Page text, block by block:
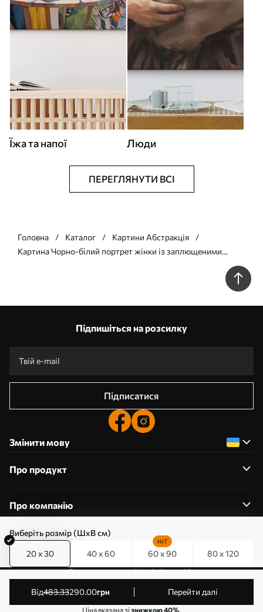
Виберіть розмір (ШхВ см)
20 x 30 40 x 60 60 x 90
HIT
80 x 120
від483.33290.00грн Перейти далі
Ціна вказана зізнижкою 40%.
Їжа та напої Люди
ПЕРЕГЛЯНУТИ ВСІ
Головна Каталог
Картини Абстракція
Картина Чорно-білий портрет жінки із заплющеними
Підпишіться на розсилку
Підписатися
Змінити мову
Про продукт
Про компанію
0800357223
Редагування дозволів на файли cookie
© 2011-2026 Art-holst. Усі права захищені. Власник:
ТОВ “КЛЄВЄР”. Код ЄДРПОУ: 31780602.